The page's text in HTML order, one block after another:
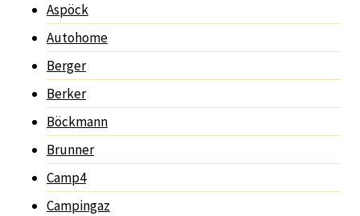
Aspöck
Autohome
Berger
Berker
Böckmann
Brunner
Camp4
Campingaz